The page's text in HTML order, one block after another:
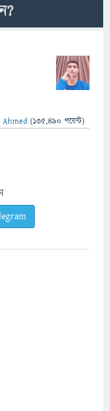
Ahmed (135,490 পয়েন্ট)